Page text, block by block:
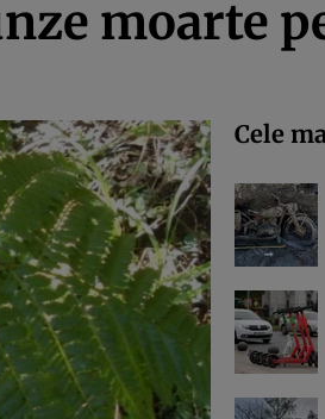
moarte
Cele